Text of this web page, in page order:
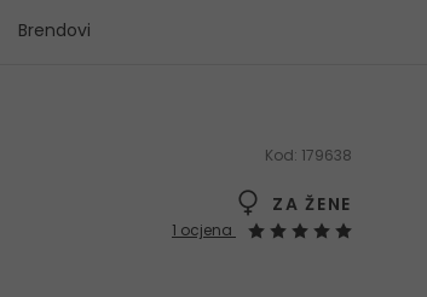
Brendovi
Kod: 179638
ZA ŽENE
1 ocjena